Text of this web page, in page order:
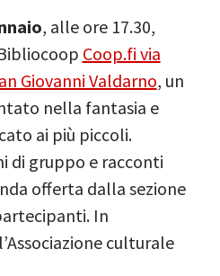
, alle ore 17.30,
Coop.fi via
Giovanni Valdarno, un
nella fantasia e
ai più piccoli.
di gruppo e racconti
offerta dalla sezione
In
culturale